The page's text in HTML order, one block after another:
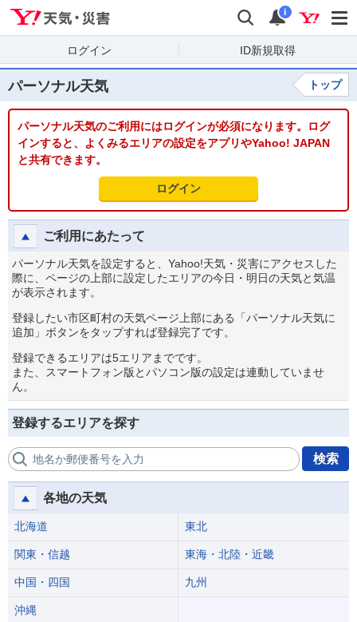
検索 通知
i
ログイン ID新規取得
パーソナル天気 トップ
パーソナル天気のご利用にはログインが必須になります。ログ
インすると、よくみるエリアの設定をアプリやYahoo! JAPAN
と共有できます。
ログイン
ご利用にあたって
パーソナル天気を設定すると、Yahoo!天気・災害にアクセスした
際に、ページの上部に設定したエリアの今日・明日の天気と気温
が表示されます。
登録したい市区町村の天気ページ上部にある「パーソナル天気に
追加」ボタンをタップすれば登録完了です。
登録できるエリアは5エリアまでです。
また、スマートフォン版とパソコン版の設定は連動していませ
ん。
登録するエリアを探す
地名か郵便番号を入力 検索
各地の天気
北海道 東北
関東・信越 東海・北陸・近畿
中国・四国 九州
沖縄